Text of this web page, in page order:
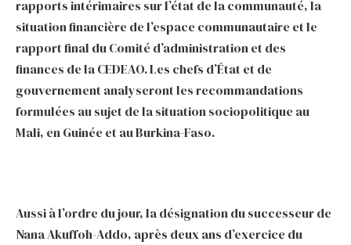
rapports intérimaires sur l’état de la communauté, la
situation financière de l’espace communautaire et le
rapport final du Comité d’administration et des
finances de la CEDEAO. Les chefs d’État et de
gouvernement analyseront les recommandations
formulées au sujet de la situation sociopolitique au
Mali, en Guinée et au Burkina-Faso.
Aussi à l’ordre du jour, la désignation du successeur de
Nana Akuffoh-Addo, après deux ans d’exercice du